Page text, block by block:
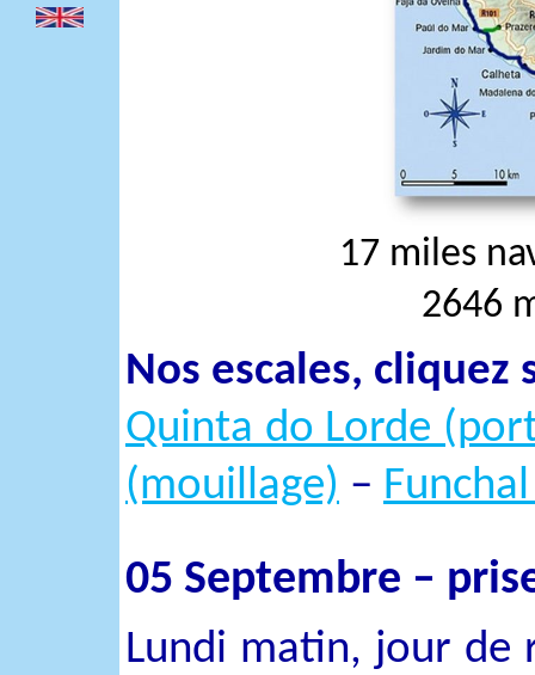
17 miles
2646
Nos escales,
Quinta do Lorde
(mouillage) –
05 Septembre –
Lundi matin, jour de